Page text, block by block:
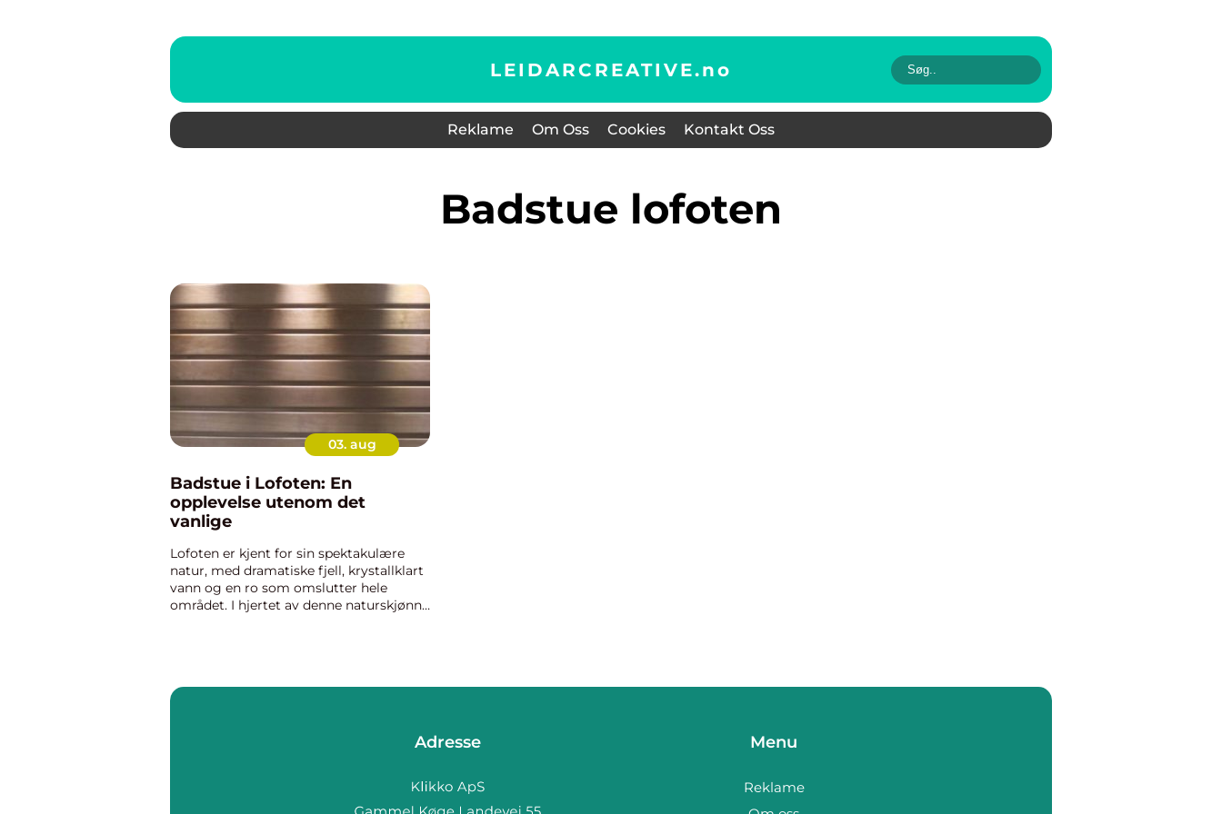
LEIDARCREATIVE.no
Reklame Om Oss Cookies Kontakt Oss
badstue lofoten
03. aug
Badstue i Lofoten: En
opplevelse utenom det
vanlige
Lofoten er kjent for sin spektakulære
natur, med dramatiske fjell, krystallklart
vann og en ro som omslutter hele
området. I hjertet av denne naturskjønne
Adresse Menu
Reklame